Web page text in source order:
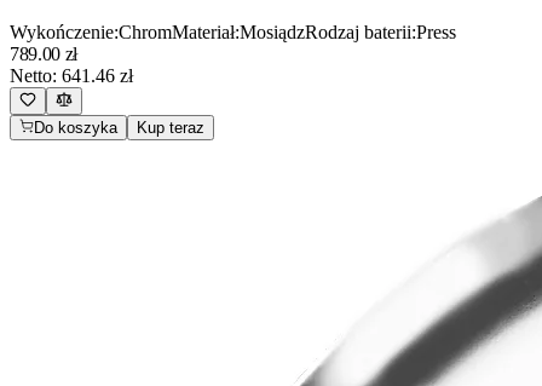
Wykończenie:ChromMateriał:MosiądzRodzaj baterii:Press
789.00 zł
Netto: 641.46 zł
Do koszyka Kup teraz